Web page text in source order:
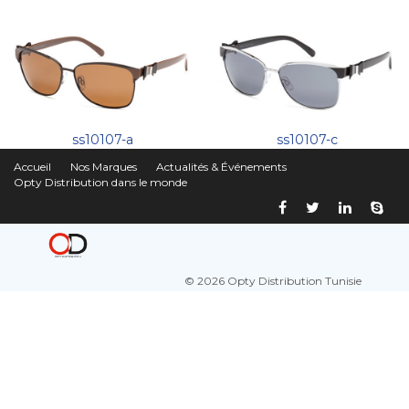
ss10107-a ss10107-c
Accueil Nos Marques
Actualités & Événements
Opty Distribution dans le monde
© 2026 Opty Distribution Tunisie